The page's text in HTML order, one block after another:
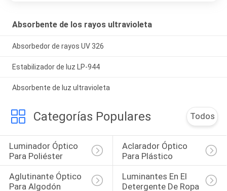
Absorbente de los rayos ultravioleta
Absorbedor de rayos UV 326
Estabilizador de luz LP-944
Absorbente de luz ultravioleta
Categorías Populares Todos
Luminador Óptico
Para Poliéster
Aclarador Óptico
Para Plástico
Aglutinante Óptico
Para Algodón
Luminantes En El
Detergente De Ropa